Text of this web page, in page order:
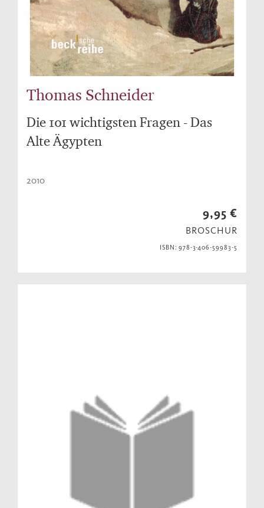
Thomas Schneider
Die 101 wichtigsten Fragen - Das
Alte Ägypten
2010
9,95 €
BROSCHUR
ISBN: 978-3-406-59983-5